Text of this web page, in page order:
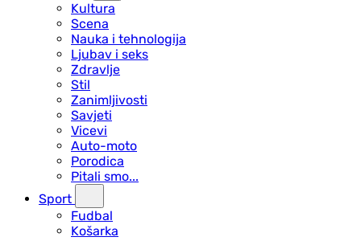
Kultura
Scena
Nauka i tehnologija
Ljubav i seks
Zdravlje
Stil
Zanimljivosti
Savjeti
Vicevi
Auto-moto
Porodica
Pitali smo...
Sport
Fudbal
Košarka